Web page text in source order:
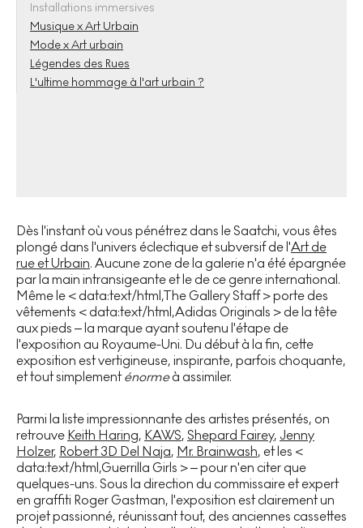
Installations immersives
Musique x Art Urbain
Mode x Art urbain
Légendes des Rues
L'ultime hommage à l'art urbain ?
Dès l'instant où vous pénétrez dans le Saatchi, vous êtes
plongé dans l'univers éclectique et subversif de l'Art de
rue et Urbain. Aucune zone de la galerie n'a été épargnée
par la main intransigeante et le de ce genre international.
Même le < data:text/html,The Gallery Staff > porte des
vêtements < data:text/html,Adidas Originals > de la tête
aux pieds – la marque ayant soutenu l'étape de
l'exposition au Royaume-Uni. Du début à la fin, cette
exposition est vertigineuse, inspirante, parfois choquante,
et tout simplementénormeà assimiler.
Parmi la liste impressionnante des artistes présentés, on
retrouve Keith Haring, KAWS, Shepard Fairey, Jenny
Holzer, Robert 3D Del Naja, Mr. Brainwash, et les <
data:text/html,Guerrilla Girls > – pour n'en citer que
quelques-uns. Sous la direction du commissaire et expert
en graffiti Roger Gastman, l'exposition est clairement un
projet passionné, réunissant tout, des anciennes cassettes